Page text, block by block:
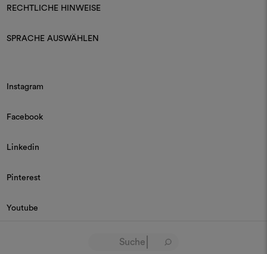
RECHTLICHE HINWEISE
SPRACHE AUSWÄHLEN
Instagram
Facebook
Linkedin
Pinterest
Youtube
© 2026 Dedar P.IVA 03187590157